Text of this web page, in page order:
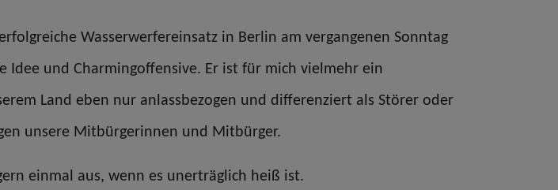
Wasserwerfereinsatz in Berlin am vergangenen Sonntag
und Charmingoffensive. Er ist für mich vielmehr ein
Land eben nur anlassbezogen und differenziert als Störer oder
unsere Mitbürgerinnen und Mitbürger.
einmal aus, wenn es unerträglich heiß ist.